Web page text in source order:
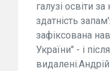
галузі освіти
здатність
зафіксована
України" - і